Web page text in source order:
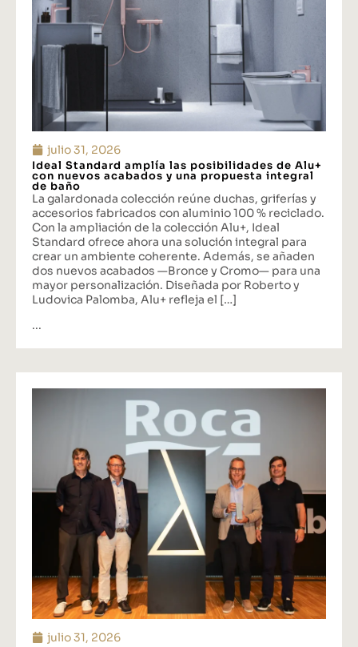
julio 31, 2026
Ideal Standard amplía las posibilidades de Alu+
con nuevos acabados y una propuesta integral
de baño
La galardonada colección reúne duchas, griferías y
accesorios fabricados con aluminio 100 % reciclado.
Con la ampliación de la colección Alu+, Ideal
Standard ofrece ahora una solución integral para
crear un ambiente coherente. Además, se añaden
dos nuevos acabados —Bronce y Cromo— para una
mayor personalización. Diseñada por Roberto y
Ludovica Palomba, Alu+ refleja el […]
...
julio 31, 2026